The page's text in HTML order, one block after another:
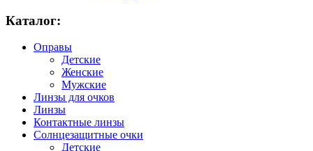
Каталог:
Оправы
Детские
Женские
Мужские
Линзы для очков
Линзы
Контактные линзы
Солнцезащитные очки
Детские